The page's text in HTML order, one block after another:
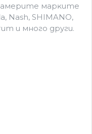
мapĸитe
Nash, SHIMANO,
и мнoгo дpyги.